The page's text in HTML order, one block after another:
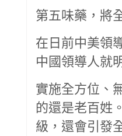
第五味藥，將
在日前中美領
中國領導人就
實施全方位、
的還是老百姓
級，還會引發